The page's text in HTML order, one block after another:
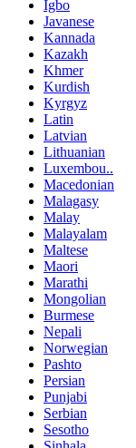
Igbo
Javanese
Kannada
Kazakh
Khmer
Kurdish
Kyrgyz
Latin
Latvian
Lithuanian
Luxembou..
Macedonian
Malagasy
Malay
Malayalam
Maltese
Maori
Marathi
Mongolian
Burmese
Nepali
Norwegian
Pashto
Persian
Punjabi
Serbian
Sesotho